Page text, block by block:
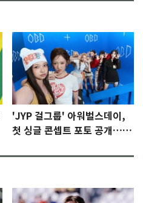
'JYP 걸그룹' 아워벌스데이,
첫 싱글 콘셉트 포토 공개…청